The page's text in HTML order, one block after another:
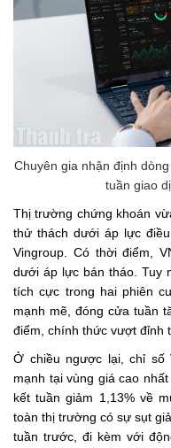
Chuyên gia nhận định
tuần giao
Thị trường chứng khoán
thử thách dưới áp lực
Vingroup. Có thời điểm,
dưới áp lực bán tháo. Tuy
tích cực trong hai phiên
mạnh mẽ, đóng cửa tuần
điểm, chính thức vượt đỉnh
Ở chiều ngược lại, chỉ số
mạnh tại vùng giá cao
kết tuần giảm 1,13% về
toàn thị trường có sự sụt
tuần trước, đi kèm với